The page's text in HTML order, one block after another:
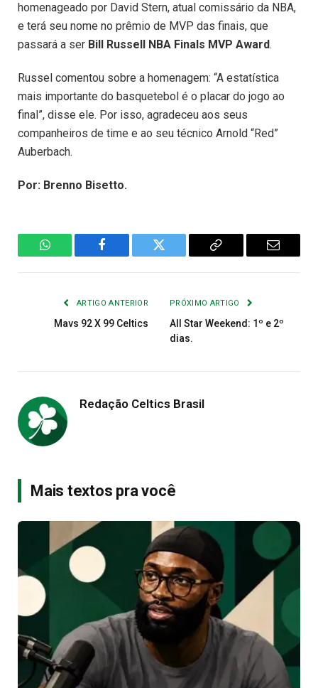
homenageado por David Stern, atual comissário da NBA,
e terá seu nome no prêmio de MVP das finais, que
passará a ser Bill Russell NBA Finals MVP Award.
Russel comentou sobre a homenagem: “A estatística
mais importante do basquetebol é o placar do jogo ao
final”, disse ele. Por isso, agradeceu aos seus
companheiros de time e ao seu técnico Arnold “Red”
Auberbach.
Por: Brenno Bisetto.
WhatsAppFacebook Twitter
Copiar
E-
ARTIGO ANTERIOR
Mavs 92 X 99 Celtics
PRÓXIMO ARTIGO
All Star Weekend: 1º e 2º
dias.
Redação Celtics Brasil
Mais textos pra você